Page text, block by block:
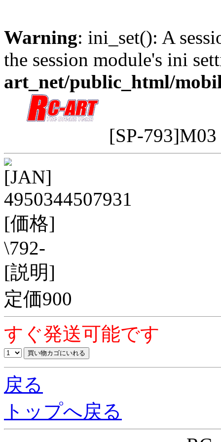
Warning: ini_set(): A
the session module's ini
art_net/public_html/
[SP-
[JAN]
4950344507931
[価格]
\792-
[説明]
定価900
すぐ発送可能です
戻る
トップへ戻る